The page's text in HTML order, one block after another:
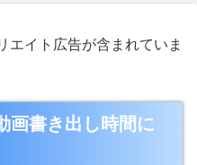
エイト広告が含まれていま
画書き出し時間に